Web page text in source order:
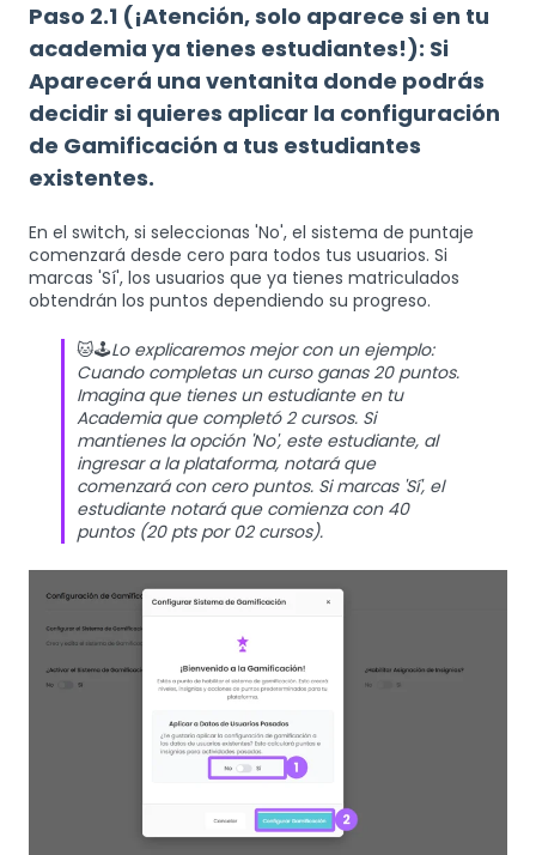
Paso 2.1 (¡Atención, solo aparece si en tu
academia ya tienes estudiantes!): Si
Aparecerá una ventanita donde podrás
decidir si quieres aplicar la configuración
de Gamificación a tus estudiantes
existentes.
En el switch, si seleccionas 'No', el sistema de puntaje
comenzará desde cero para todos tus usuarios. Si
marcas 'Sí', los usuarios que ya tienes matriculados
obtendrán los puntos dependiendo su progreso.
🐱🕹️Lo explicaremos mejor con un ejemplo:
Cuando completas un curso ganas 20 puntos.
Imagina que tienes un estudiante en tu
Academia que completó 2 cursos. Si
mantienes la opción 'No', este estudiante, al
ingresar a la plataforma, notará que
comenzará con cero puntos. Si marcas 'Sí', el
estudiante notará que comienza con 40
puntos (20 pts por 02 cursos).